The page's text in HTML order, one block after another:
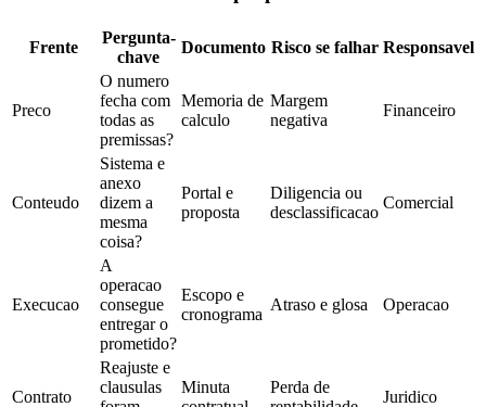
Frente
Pergunta-
chave
Documento Risco se falhar Responsavel
Preco
O numero
fecha com
todas as
premissas?
Memoria de
calculo
Margem
negativa
Financeiro
Conteudo
Sistema e
anexo
dizem a
mesma
coisa?
Portal e
proposta
Diligencia ou
desclassificacao
Comercial
Execucao
A
operacao
consegue
entregar o
prometido?
Escopo e
cronograma
Atraso e glosa Operacao
Contrato
Reajuste e
clausulas
Minuta
Perda de
Juridico